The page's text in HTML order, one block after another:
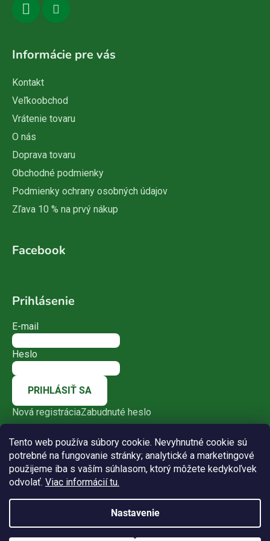
Tento web používa súbory cookie. Nevyhnutné cookie sú
potrebné na fungovanie stránky; analytické a marketingové
použijeme iba s vaším súhlasom, ktorý môžete kedykoľvek
odvolať. Viac informácií tu.
Nastavenie
Informácie pre vás
Kontakt
Veľkoobchod
Vrátenie tovaru
O nás
Doprava tovaru
Obchodné podmienky
Podmienky ochrany osobných údajov
Zľava 10 % na prvý nákup
Facebook
Prihlásenie
E-mail
Heslo
PRIHLÁSIŤ SA
Nová registráciaZabudnuté heslo